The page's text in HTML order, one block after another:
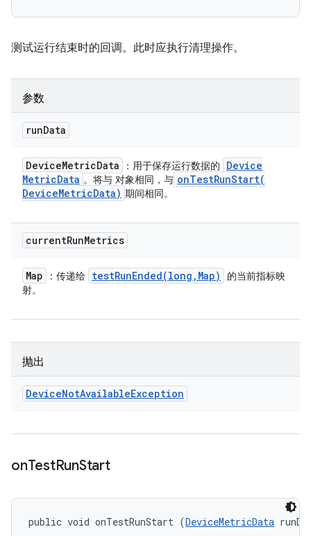
测试运行结束时的回调。此时应执行清理操作。
参数
runData
DeviceMetricData ：用于保存运行数据的
Device
MetricData 。将与 对象相同，与 onTestRunStart(
DeviceMetricData) 期间相同。
currentRunMetrics
Map ：传递给 testRunEnded(long , Map)
的当前指标映
射。
抛出
DeviceNotAvailableException
onTestRunStart
public void onTestRunStart (DeviceMetricData